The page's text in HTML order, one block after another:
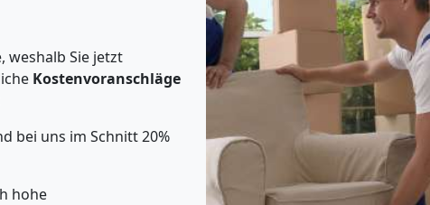
weshalb Sie jetzt
Kostenvoranschläge
bei uns im Schnitt 20%
hohe